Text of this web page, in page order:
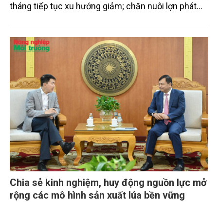
tháng tiếp tục xu hướng giảm; chăn nuôi lợn phát
trưởng khá. Diện tích rừng trồng mới và sản lượng
thủy sản đều tăng nhẹ.
Chia sẻ kinh nghiệm, huy động nguồn lực mở
rộng các mô hình sản xuất lúa bền vững